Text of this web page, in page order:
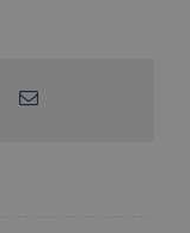
PinterestCorreo